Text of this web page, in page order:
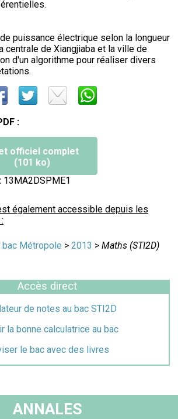
puissance électrique selon la longueur
centrale de Xiangjiaba et la ville de
d'un algorithme pour réaliser divers
:
officiel complet
(101 ko)
13MA2DSPME1
également accessible depuis les
bac Métropole > 2013 > Maths (STI2D)
Accès direct
de notes au bac STI2D
la bonne calculatrice au bac
le bac avec des livres
ANNALES